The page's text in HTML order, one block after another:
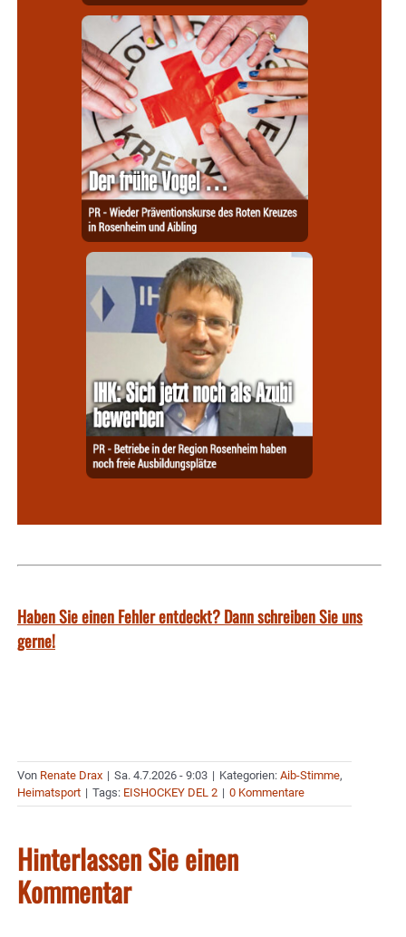
Haben Sie einen Fehler entdeckt? Dann schreiben Sie uns
gerne!
Von Renate Drax | Sa. 4.7.2026 - 9:03 | Kategorien: Aib-Stimme,
Heimatsport | Tags: EISHOCKEY DEL 2 | 0 Kommentare
Hinterlassen Sie einen
Kommentar